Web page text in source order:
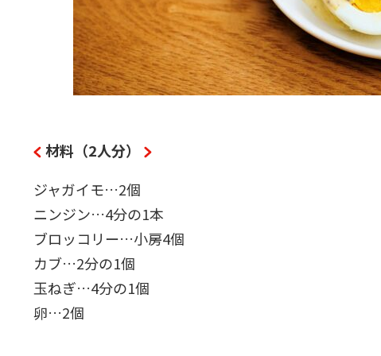
材料（2人分）
ジャガイモ…2個
ニンジン…4分の1本
ブロッコリー…小房4個
カブ…2分の1個
玉ねぎ…4分の1個
卵…2個